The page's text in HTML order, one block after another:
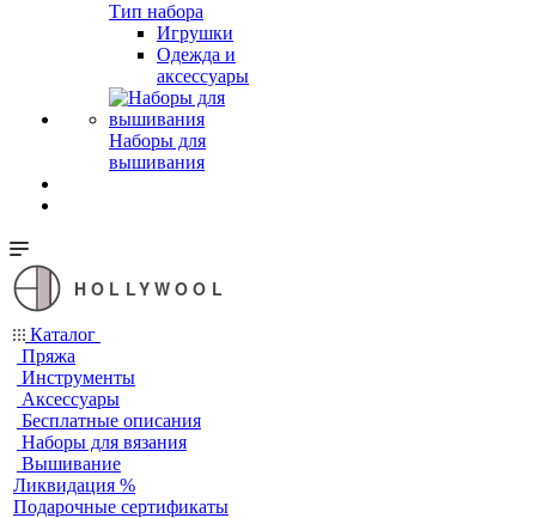
Тип набора
Игрушки
Одежда и
аксессуары
Наборы для
вышивания
HOLLYWOOL
Каталог
Пряжа
Инструменты
Аксессуары
Бесплатные описания
Наборы для вязания
Вышивание
Ликвидация %
Подарочные сертификаты